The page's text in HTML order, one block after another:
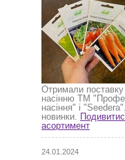
Отримали
насінню ТМ
насіння" і
новинки.
асортимент
24.01.2024